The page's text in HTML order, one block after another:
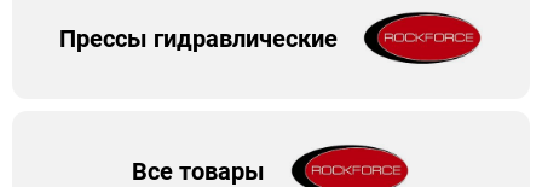
Прессы гидравлические
Все товары